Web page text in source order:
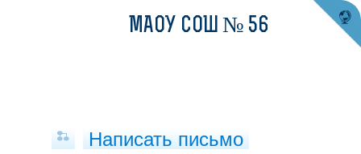
МАОУ СОШ № 56
Написать письмо